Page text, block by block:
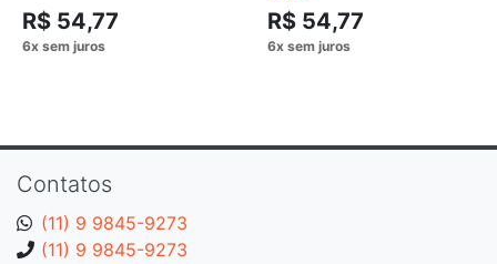
R$ 54,77 R$ 54,77
Contatos
(11) 9 9845-9273
(11) 9 9845-9273